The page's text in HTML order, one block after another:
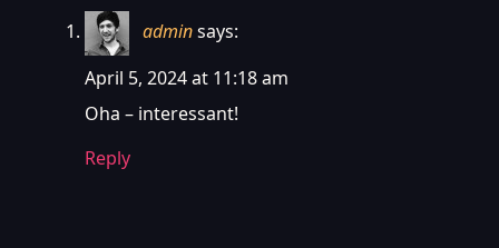
adminsays:
April 5, 2024 at 11:18 am
Oha – interessant!
Reply